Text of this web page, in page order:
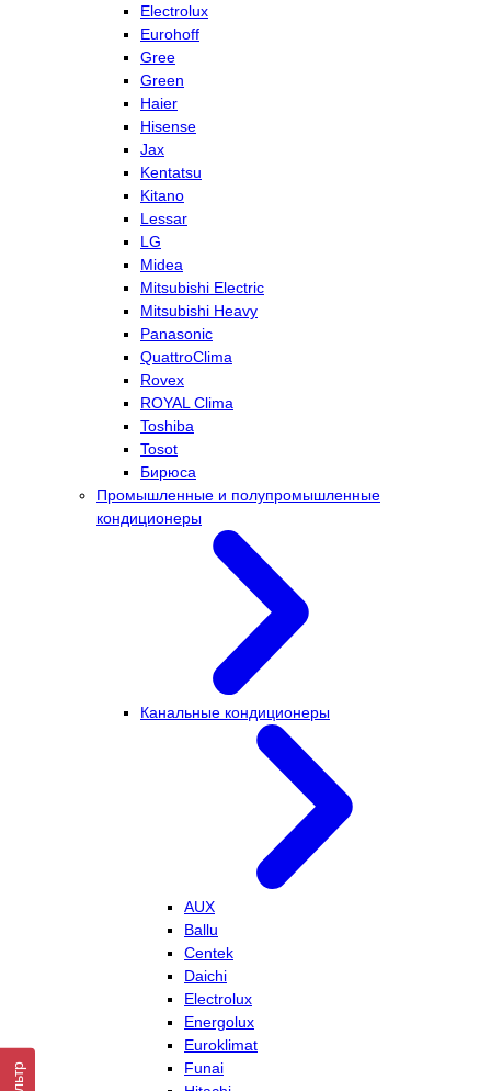
Electrolux
Eurohoff
Gree
Green
Haier
Hisense
Jax
Kentatsu
Kitano
Lessar
LG
Midea
Mitsubishi Electric
Mitsubishi Heavy
Panasonic
QuattroClima
Rovex
ROYAL Clima
Toshiba
Tosot
Бирюса
Промышленные и полупромышленные
кондиционеры
Канальные кондиционеры
AUX
Ballu
Centek
Daichi
Electrolux
Energolux
Euroklimat
Funai